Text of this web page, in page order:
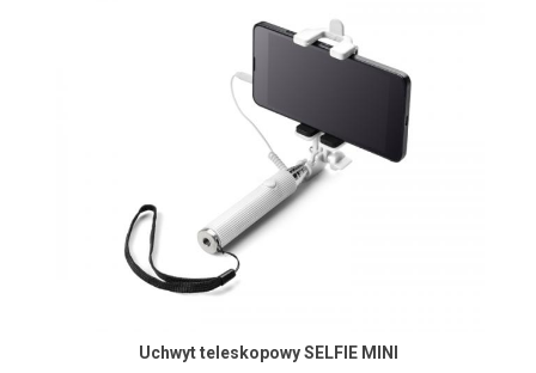
Uchwyt teleskopowy SELFIE MINI